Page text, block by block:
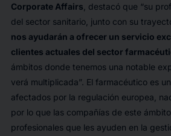
Corporate Affairs , destacó que “su
del sector sanitario, junto con su
nos ayudarán a ofrecer un servicio
clientes actuales del sector
ámbitos donde tenemos una notable
verá multiplicada”. El farmacéutico es
afectados por la regulación europea,
por lo que las compañías de este
profesionales que les ayuden en la